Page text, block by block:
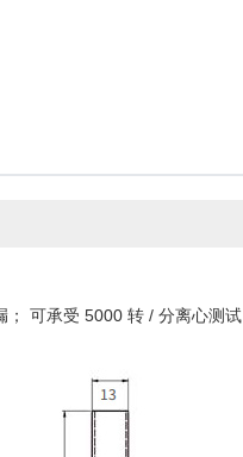
； 可承受 5000 转 / 分离心测试